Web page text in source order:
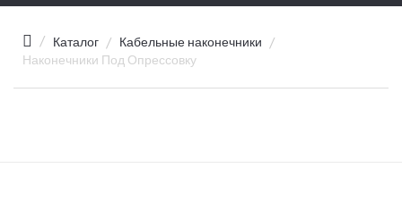
Каталог
Кабельные наконечники
Наконечники Под Опрессовку